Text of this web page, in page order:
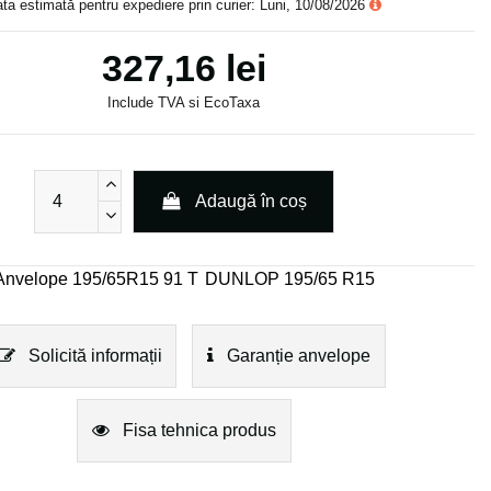
estimată pentru expediere prin curier: Luni, 10/08/2026
327,16 lei
Include TVA si EcoTaxa
Adaugă în coș
195/65R15 91 T DUNLOP 195/65 R15
Solicită informații Garanție anvelope
Fisa tehnica produs